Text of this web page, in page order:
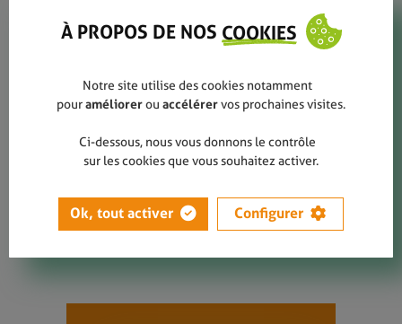
personnalisé, un soutien financier pour
améliorer leurs infrastructures de tri et
pédagogiques pour sensibiliser toute la
communauté scolaire.
PLUS D'INFOS DANS LE
COMMUNIQUÉ DE PRESSE
DÉCOUVRIR LES ÉCOLES
LABELLISÉES
À PROPOS DE NOS COOKIES
Notre site utilise des cookies notamment
pouraméliorerou accélérervos prochaines visites.
Ci-dessous, nous vous donnons le contrôle
sur les cookies que vous souhaitez activer.
Ok, tout activer Configurer